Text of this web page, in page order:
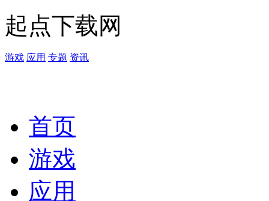
起点下载网
游戏 应用 专题 资讯
首页
游戏
应用